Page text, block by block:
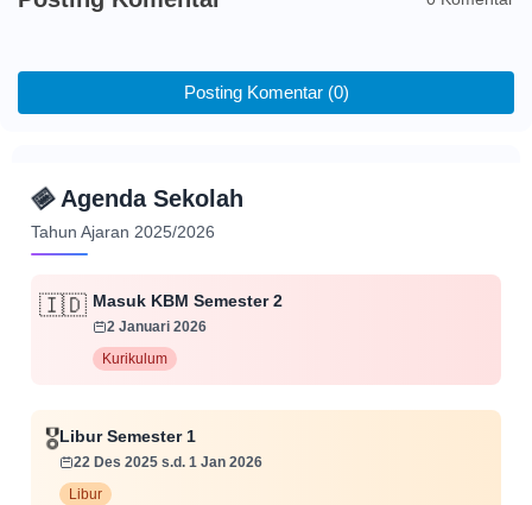
Posting Komentar (0)
📅Agenda Sekolah
Tahun Ajaran 2025/2026
🇮🇩 Masuk KBM Semester 2
2 Januari 2026
Kurikulum
🎖️Libur Semester 1
22 Des 2025 s.d. 1 Jan 2026
Libur